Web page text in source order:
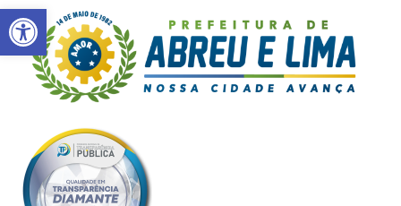
Abrir a barra de ferramentas
Skip
to
content